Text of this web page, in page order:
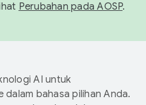
Perubahan pada AOSP.
AI untuk
dalam bahasa pilihan Anda.